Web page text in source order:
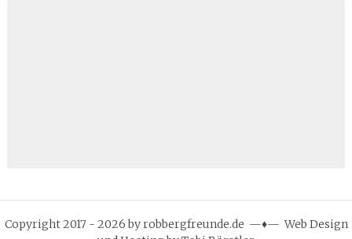
Copyright 2017 - 2026 by robbergfreunde.de —♦— Web Design